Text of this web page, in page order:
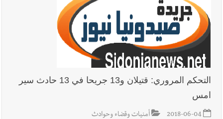
التحكم المروري: قتيلان و13 جريحا في 13 حادث سير
امس
2018-06-04 أمنيات وقضاء وحوادث